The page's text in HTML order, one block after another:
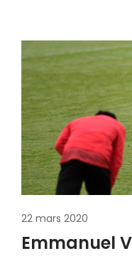
22 mars 2020
Emmanuel